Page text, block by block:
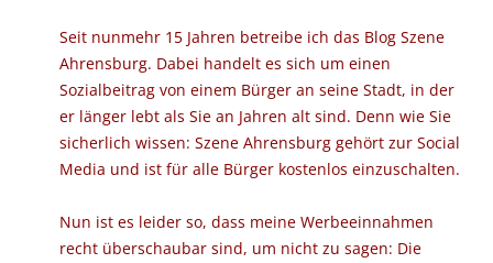
Seit nunmehr 15 Jahren betreibe ich das Blog Szene
Ahrensburg. Dabei handelt es sich um einen
Sozialbeitrag von einem Bürger an seine Stadt, in der
er länger lebt als Sie an Jahren alt sind. Denn wie Sie
sicherlich wissen: Szene Ahrensburg gehört zur Social
Media und ist für alle Bürger kostenlos einzuschalten.
Nun ist es leider so, dass meine Werbeeinnahmen
recht überschaubar sind, um nicht zu sagen: Die